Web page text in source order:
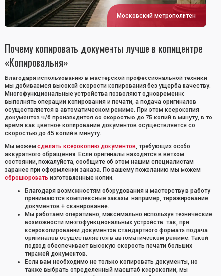
Московский метрополитен
Почему копировать документы лучше в копицентре
«Копировальня»
Благодаря использованию в мастерской профессиональной техники
мы добиваемся высокой скорости копирования без ущерба качеству.
Многофункциональные устройства позволяют одновременно
выполнять операции копирования и печати, а подача оригиналов
осуществляется в автоматическом режиме. При этом ксерокопия
документов ч/б производится со скоростью до 75 копий в минуту, в то
время как цветное копирование документов осуществляется со
скоростью до 45 копий в минуту.
Мы можем сделать ксерокопию документов, требующих особо
аккуратного обращения. Если оригиналы находятся в ветхом
состоянии, пожалуйста, сообщите об этом нашим специалистам
заранее при оформлении заказа. По вашему пожеланию мы можем
сброшюровать изготовленные копии.
Благодаря возможностям оборудования и мастерству в работу
принимаются комплексные заказы: например, тиражирование
документов + сканирование.
Мы работаем оперативно, максимально используя технические
возможности многофункциональных устройств: так, при
ксерокопировании документов стандартного формата подача
оригиналов осуществляется в автоматическом режиме. Такой
подход обеспечивает высокую скорость печати больших
тиражей документов.
Если вам необходимо не только копировать документы, но
также выбрать определенный масштаб ксерокопии, мы